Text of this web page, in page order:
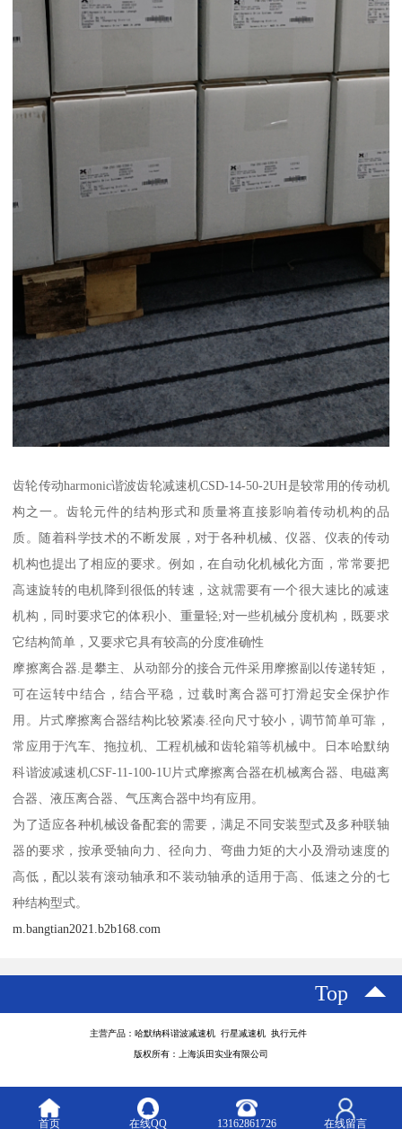
齿轮传动harmonic谐波齿轮减速机CSD-14-50-2UH是较常用的传动机
构之一。齿轮元件的结构形式和质量将直接影响着传动机构的品
质。随着科学技术的不断发展，对于各种机械、仪器、仪表的传动
机构也提出了相应的要求。例如，在自动化机械化方面，常常要把
高速旋转的电机降到很低的转速，这就需要有一个很大速比的减速
机构，同时要求它的体积小、重量轻;对一些机械分度机构，既要求
它结构简单，又要求它具有较高的分度准确性
摩擦离合器.是攀主、从动部分的接合元件采用摩擦副以传递转矩，
可在运转中结合，结合平稳，过载时离合器可打滑起安全保护作
用。片式摩擦离合器结构比较紧凑.径向尺寸较小，调节简单可靠，
常应用于汽车、拖拉机、工程机械和齿轮箱等机械中。日本哈默纳
科谐波减速机CSF-11-100-1U片式摩擦离合器在机械离合器、电磁离
合器、液压离合器、气压离合器中均有应用。
为了适应各种机械设备配套的需要，满足不同安装型式及多种联轴
器的要求，按承受轴向力、径向力、弯曲力矩的大小及滑动速度的
高低，配以装有滚动轴承和不装动轴承的适用于高、低速之分的七
种结构型式。
m.bangtian2021.b2b168.com
Top
主营产品：哈默纳科谐波减速机 行星减速机 执行元件
版权所有：上海浜田实业有限公司
首页 在线QQ 13162861726 在线留言